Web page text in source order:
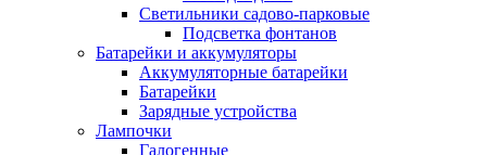
Светильники садово-парковые
Подсветка фонтанов
Батарейки и аккумуляторы
Аккумуляторные батарейки
Батарейки
Зарядные устройства
Лампочки
Галогенные